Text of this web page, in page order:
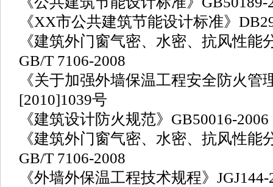
《XX市公共建筑节能设计标准》
《建筑外门窗气密、水密、抗风性能
GB/T 7106-2008
《关于加强外墙保温工程安全防火管
[2010]1039号
《建筑设计防火规范》GB50016-2006
《建筑外门窗气密、水密、抗风性能
GB/T 7106-2008
《外墙外保温工程技术规程》JGJ144-